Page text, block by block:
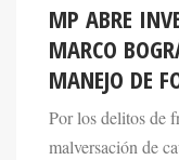
MP ABRE
MARCO
MANEJO DE
Por los delitos de
malversación de